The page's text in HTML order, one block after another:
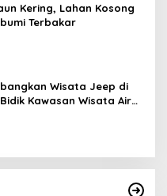
Kering, Lahan Kosong
Terbakar
Wisata Jeep di
Kawasan Wisata Air